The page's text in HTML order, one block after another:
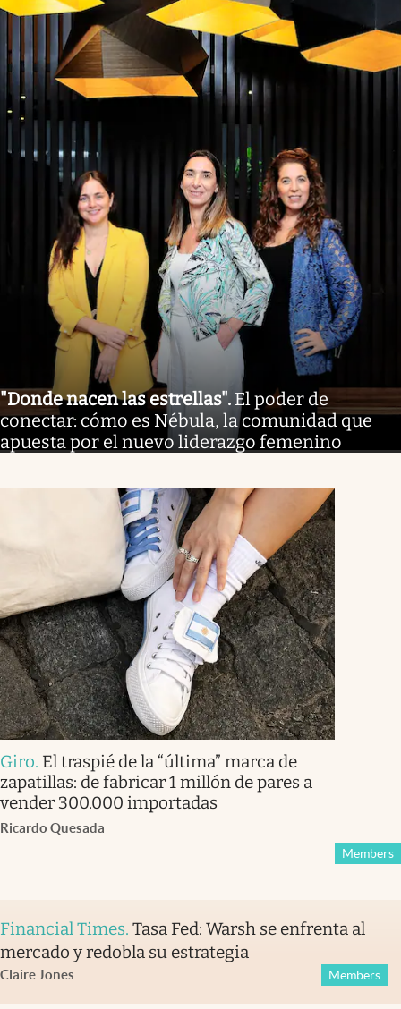
"Donde nacen las estrellas". El poder de
conectar: cómo es Nébula, la comunidad que
apuesta por el nuevo liderazgo femenino
Giro. El traspié de la “última” marca de
zapatillas: de fabricar 1 millón de pares a
vender 300.000 importadas
Ricardo Quesada
Members
Financial Times. Tasa Fed: Warsh se enfrenta al
mercado y redobla su estrategia
Claire Jones Members